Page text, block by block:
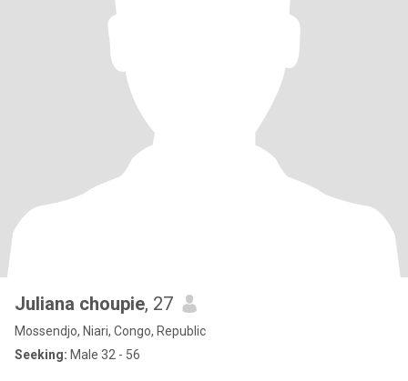
Juliana choupie, 27
Mossendjo, Niari, Congo, Republic
Seeking: Male 32 - 56